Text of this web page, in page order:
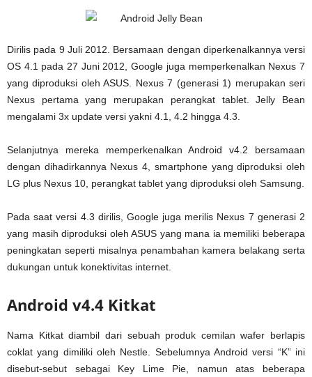
Dirilis pada 9 Juli 2012. Bersamaan dengan diperkenalkannya versi
OS 4.1 pada 27 Juni 2012, Google juga memperkenalkan Nexus 7
yang diproduksi oleh ASUS. Nexus 7 (generasi 1) merupakan seri
Nexus pertama yang merupakan perangkat tablet. Jelly Bean
mengalami 3x update versi yakni 4.1, 4.2 hingga 4.3.
Selanjutnya mereka memperkenalkan Android v4.2 bersamaan
dengan dihadirkannya Nexus 4, smartphone yang diproduksi oleh
LG plus Nexus 10, perangkat tablet yang diproduksi oleh Samsung.
Pada saat versi 4.3 dirilis, Google juga merilis Nexus 7 generasi 2
yang masih diproduksi oleh ASUS yang mana ia memiliki beberapa
peningkatan seperti misalnya penambahan kamera belakang serta
dukungan untuk konektivitas internet.
Android v4.4 Kitkat
Nama Kitkat diambil dari sebuah produk cemilan wafer berlapis
coklat yang dimiliki oleh Nestle. Sebelumnya Android versi “K” ini
disebut-sebut sebagai Key Lime Pie, namun atas beberapa